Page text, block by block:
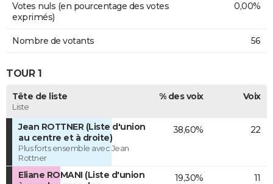
Votes nuls (en pourcentage des votes
exprimés)
0,00%
Nombre de votants 56
TOUR 1
Tête de liste
Liste
% des voix Voix
Jean ROTTNER (Liste d'union
au centre et à droite)
Plus forts ensemble avec Jean
Rottner
38,60% 22
Eliane ROMANI (Liste d'union
19,30% 11